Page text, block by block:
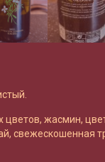
цветов, жасмин,
свежескошенная